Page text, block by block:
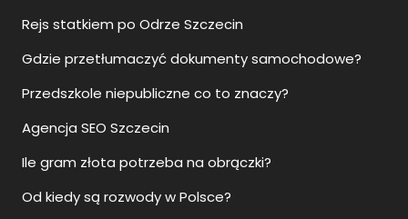
Rejs statkiem po Odrze Szczecin
Gdzie przetłumaczyć dokumenty samochodowe?
Przedszkole niepubliczne co to znaczy?
Agencja SEO Szczecin
Ile gram złota potrzeba na obrączki?
Od kiedy są rozwody w Polsce?